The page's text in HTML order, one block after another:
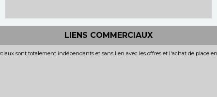
LIENS COMMERCIAUX
sont totalement indépendants et sans lien avec les offres et l'achat de place